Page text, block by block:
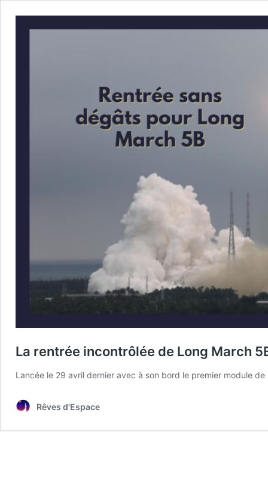
La rentrée incontrôlée de Long March
Lancée le 29 avril dernier avec à son bord le premier module
Rêves d'Espace